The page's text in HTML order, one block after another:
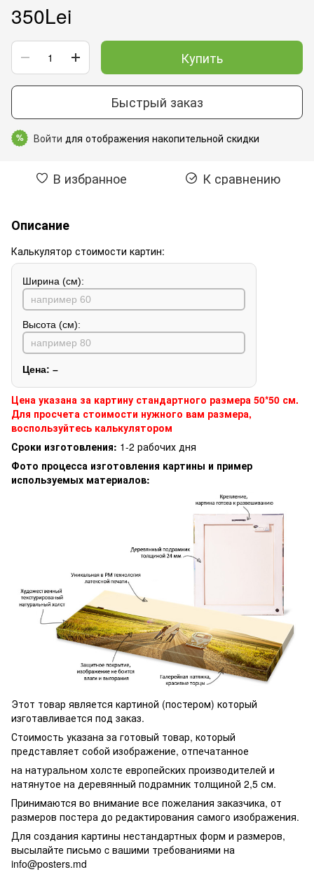
350Lei
Купить
Быстрый заказ
% Войти для отображения накопительной скидки
В избранное К сравнению
Описание
Калькулятор стоимости картин:
Ширина (см):
Высота (см):
Цена: –
Цена указана за картину стандартного размера 50*50 см.
Для просчета стоимости нужного вам размера,
воспользуйтесь калькулятором
Сроки изготовления: 1-2 рабочих дня
Фото процесса изготовления картины и пример
используемых материалов:
Этот товар является картиной (постером) который
изготавливается под заказ.
Стоимость указана за готовый товар, который
представляет собой изображение, отпечатанное
на натуральном холсте европейских производителей и
натянутое на деревянный подрамник толщиной 2,5 см.
Принимаются во внимание все пожелания заказчика, от
размеров постера до редактирования самого изображения.
Для создания картины нестандартных форм и размеров,
высылайте письмо c вашими требованиями на
info@posters.md